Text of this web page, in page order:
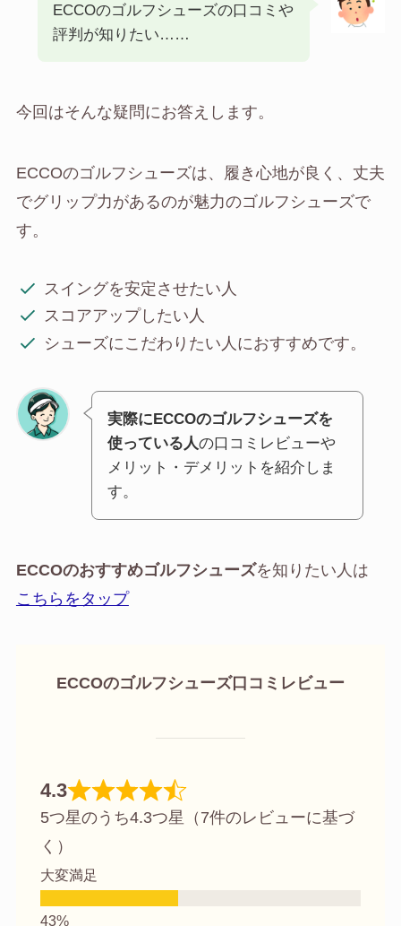
ECCOのゴルフシューズの口コミや
評判が知りたい……
今回はそんな疑問にお答えします。
ECCOのゴルフシューズは、履き心地が良く、丈夫
でグリップ力があるのが魅力のゴルフシューズで
す。
スイングを安定させたい人
スコアアップしたい人
シューズにこだわりたい人におすすめです。
実際にECCOのゴルフシューズを
使っている人の口コミレビューや
メリット・デメリットを紹介しま
す。
ECCOのおすすめゴルフシューズを知りたい人は
こちらをタップ
ECCOのゴルフシューズ口コミレビュー
4.3
5つ星のうち4.3つ星（7件のレビューに基づ
く）
大変満足